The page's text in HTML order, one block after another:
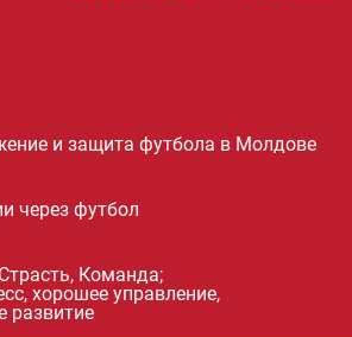
и защита футбола в Молдове
через футбол
Команда;
хорошее управление,
развитие